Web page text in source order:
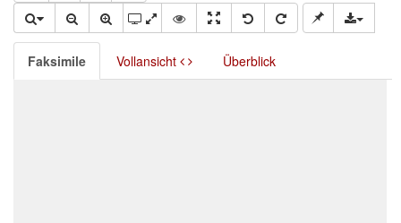
Faksimile Vollansicht Überblick